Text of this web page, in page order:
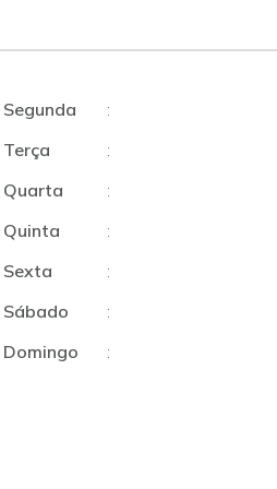
Segunda :
Terça
:
Quarta
:
Quinta
:
Sexta
:
Sábado
:
Domingo
: